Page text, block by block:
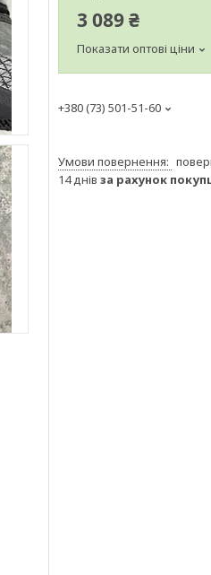
3 089 ₴
Показати оптові ціни
+380 (73) 501-51-60
14 днів за рахунок